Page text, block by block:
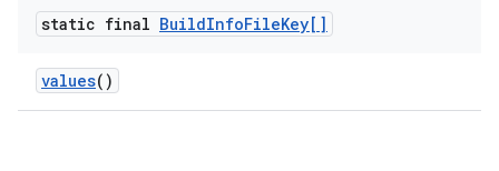
static final BuildInfoFileKey[]
values()